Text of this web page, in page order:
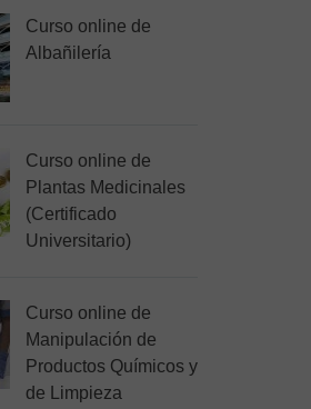
Curso online de
Albañilería
Curso online de
Plantas Medicinales
(Certificado
Universitario)
Curso online de
Manipulación de
Productos Químicos y
de Limpieza